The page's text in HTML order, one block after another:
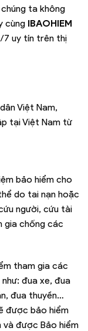
ta không
cùng IBAOHIEM
7 uy tín trên thị
Việt Nam,
tại Việt Nam từ
bảo hiểm cho
do tai nạn hoặc
người, cứu tài
gia chống các
tham gia các
đua xe, đua
đua thuyền…
được bảo hiểm
và được Bảo hiểm